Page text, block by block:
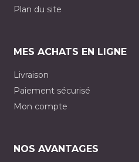
Plan du site
MES ACHATS EN LIGNE
Livraison
Paiement sécurisé
Mon compte
NOS AVANTAGES